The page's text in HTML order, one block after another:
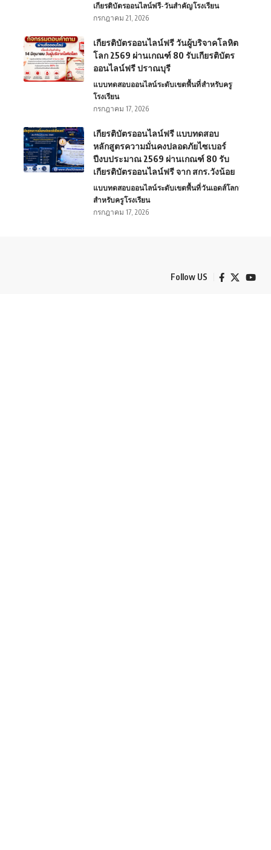
เกียรติบัตรออนไลน์ฟรี-วันสำคัญโรงเรียน
กรกฎาคม 21, 2026
เกียรติบัตรออนไลน์ฟรี วันผู้บริจาคโลหิต
โลก 2569 ผ่านเกณฑ์ 80 รับเกียรติบัตร
ออนไลน์ฟรี ปราณบุรี
แบบทดสอบออนไลน์ระดับเขตพื้นที่สำหรับครู
โรงเรียน
กรกฎาคม 17, 2026
เกียรติบัตรออนไลน์ฟรี แบบทดสอบ
หลักสูตรความมั่นคงปลอดภัยไซเบอร์
ปีงบประมาณ 2569 ผ่านเกณฑ์ 80 รับ
เกียรติบัตรออนไลน์ฟรี จาก สกร.วังน้อย
แบบทดสอบออนไลน์ระดับเขตพื้นที่วันเอดส์โลก
สำหรับครูโรงเรียน
กรกฎาคม 17, 2026
Follow US